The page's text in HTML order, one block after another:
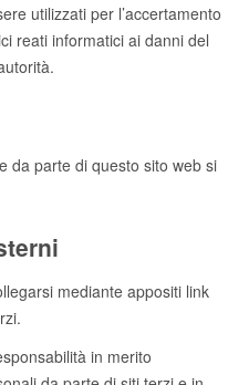
utilizzati per l’accertamento
reati informatici ai danni del
da parte di questo sito web si
mediante appositi link
in merito